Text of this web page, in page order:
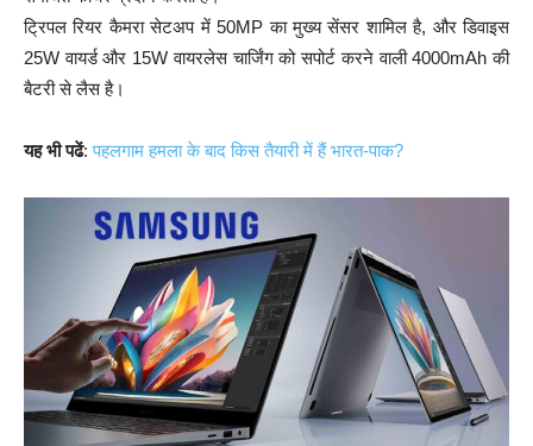
ट्रिपल रियर कैमरा सेटअप में 50MP का मुख्य सेंसर शामिल है, और डिवाइस
25W वायर्ड और 15W वायरलेस चार्जिंग को सपोर्ट करने वाली 4000mAh की
बैटरी से लैस है।
यह भी पढें:पहलगाम हमला के बाद किस तैयारी में हैं भारत-पाक?